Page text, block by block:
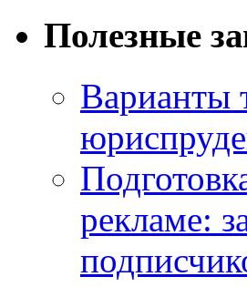
Полезные
Варианты
рекламе: